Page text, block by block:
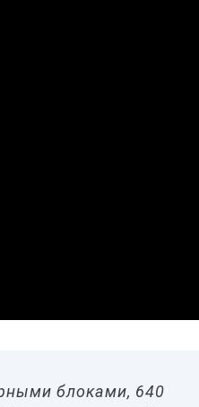
блоками, 640